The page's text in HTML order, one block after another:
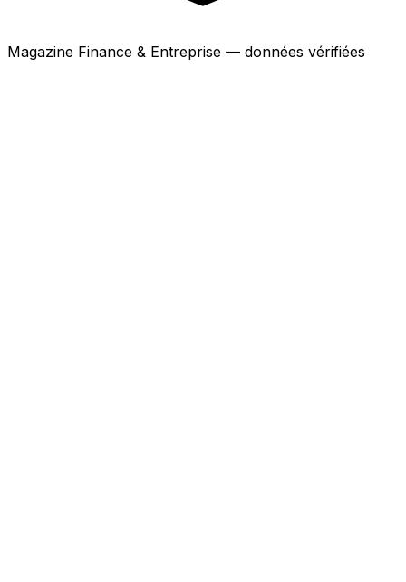
Magazine Finance & Entreprise — données vérifiées